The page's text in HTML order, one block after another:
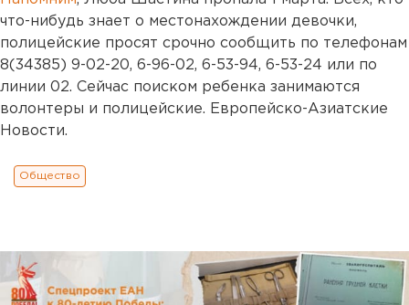
что-нибудь знает о местонахождении девочки,
полицейские просят срочно сообщить по телефонам
8(34385) 9-02-20, 6-96-02, 6-53-94, 6-53-24 или по
линии 02. Сейчас поиском ребенка занимаются
волонтеры и полицейские. Европейско-Азиатские
Новости.
Общество